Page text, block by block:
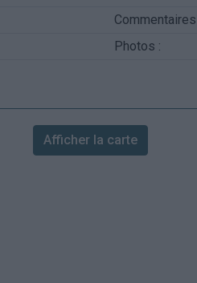
Photos :
Afficher la carte